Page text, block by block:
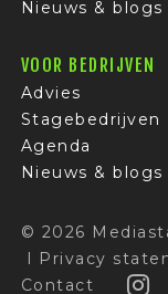
Nieuws & blogs
VOOR BEDRIJVEN
Advies
Stagebedrijven
Agenda
Nieuws & blogs
© 2026
I Privacy
Contact